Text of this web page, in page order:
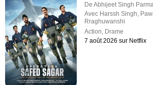
DeAbhijeet Singh
Avec Harssh Singh
Rraghuwanshi
Action Drame
7 août 2026 sur Netflix